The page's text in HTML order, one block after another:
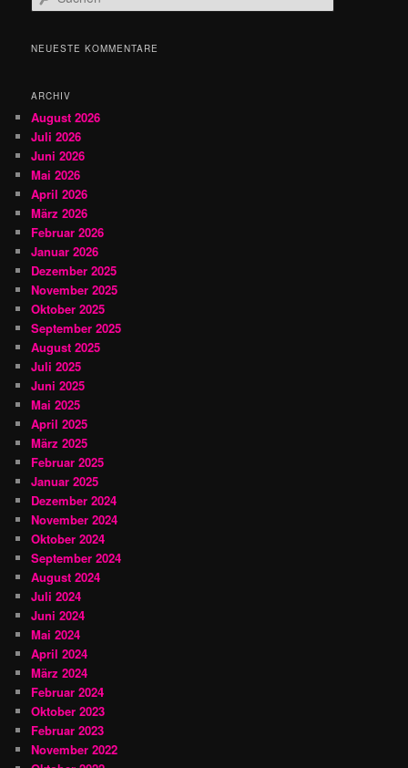
u
h
NEUESTE KOMMENTARE
ARCHIV
August 2026
Juli 2026
Juni 2026
Mai 2026
April 2026
März 2026
Februar 2026
Januar 2026
Dezember 2025
November 2025
Oktober 2025
September 2025
August 2025
Juli 2025
Juni 2025
Mai 2025
April 2025
März 2025
Februar 2025
Januar 2025
Dezember 2024
November 2024
Oktober 2024
September 2024
August 2024
Juli 2024
Juni 2024
Mai 2024
April 2024
März 2024
Februar 2024
Oktober 2023
Februar 2023
November 2022